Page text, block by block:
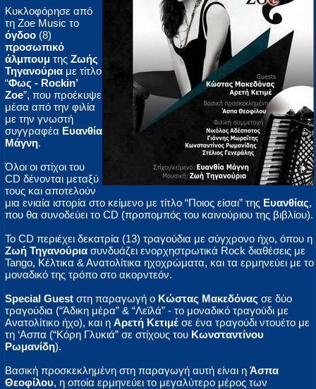
Κυκλοφόρησε από
τη Zoe Music το
όγδοο (8)
προσωπικό
άλμπουμ της Ζωής
Τηγανούρια με τίτλο
“Φως - Rockin’
Zoe”, που προέκυψε
μέσα από την φιλία
με την γνωστή
συγγραφέα Ευανθία
Μάγνη.
Όλοι οι στίχοι του
CD δένονται μεταξύ
τους και αποτελούν
μια ενιαία ιστορία στο κείμενο με τίτλο “Ποιος είσαι” της Ευανθίας,
που θα συνοδεύει το CD (προπομπός του καινούριου της βιβλίου).
Το CD περιέχει δεκατρία (13) τραγούδια με σύγχρονο ήχο, όπου η
Ζωή Τηγανούρια συνδυάζει ενορχηστρωτικά Rock διαθέσεις με
Tango, Κέλτικα & Ανατολίτικα ηχοχρώματα, και τα ερμηνεύει με το
μοναδικό της τρόπο στο ακορντεόν.
Special Guest στη παραγωγή ο Κώστας Μακεδόνας σε δύο
τραγούδια (“Άδικη μέρα” & “Λεϊλά” - το μοναδικό τραγούδι με
Ανατολίτικο ήχο), και η Αρετή Κετιμέ σε ένα τραγούδι ντουέτο με
τη ‘Ασπα (“Κόρη Γλυκιά” σε στίχους του Κωνσταντίνου
Ρωμανίδη).
Βασική προσκεκλημένη στη παραγωγή αυτή είναι η Άσπα
Θεοφίλου, η οποία ερμηνεύει το μεγαλύτερο μέρος των